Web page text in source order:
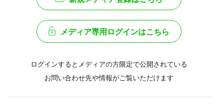
メディア専用ログインはこちら
ログインするとメディアの方限定で公開されている
お問い合わせ先や情報がご覧いただけます